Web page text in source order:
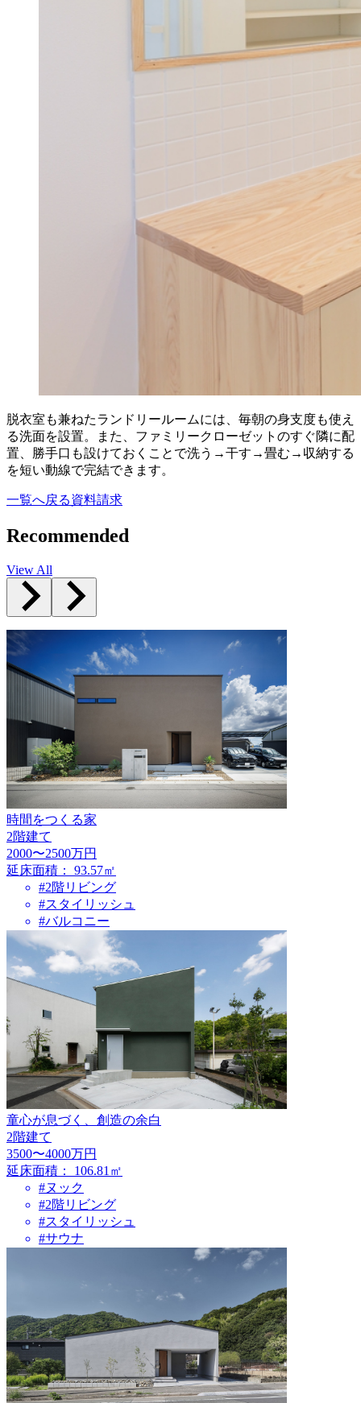
脱衣室も兼ねたランドリールームには、毎朝の身支度も使え
る洗面を設置。また、ファミリークローゼットのすぐ隣に配
置、勝手口も設けておくことで洗う→干す→畳む→収納する
を短い動線で完結できます。
一覧へ戻る資料請求
Recommended
View All
時間をつくる家
2階建て
2000〜2500万円
延床面積：
93.57㎡
#2階リビング
#スタイリッシュ
#バルコニー
童心が息づく、創造の余白
2階建て
3500〜4000万円
延床面積：
106.81㎡
#ヌック
#2階リビング
#スタイリッシュ
#サウナ